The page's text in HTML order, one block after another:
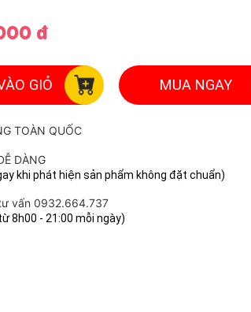
đ
GIỎ MUA NGAY
TOÀN QUỐC
DÀNG
khi phát hiện sản phẩm không đặt chuẩn)
vấn 0932.664.737
8h00 - 21:00 mỗi ngày)